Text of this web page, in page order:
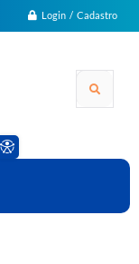
Login / Cadastro